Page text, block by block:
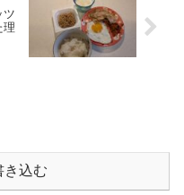
ツ
理
き込む